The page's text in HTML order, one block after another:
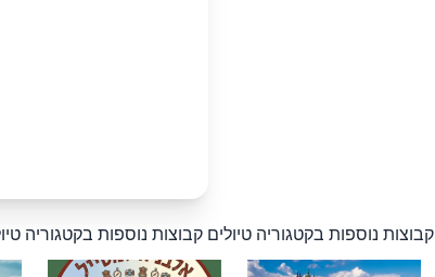
קבוצות נוספות בקטגוריה טיולים קבוצות נוספות בקטגוריה